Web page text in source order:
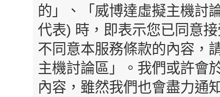
的」、「威博達虛擬主機討
代表) 時，即表示您已同意
不同意本服務條款的內容，
主機討論區」。我們或許會
內容，雖然我們也會盡力通